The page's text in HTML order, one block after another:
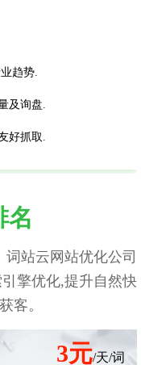
趋势.
及询盘.
好抓取.
名
词站云网站优化公司
擎优化,提升自然快
客。
3元/天/词